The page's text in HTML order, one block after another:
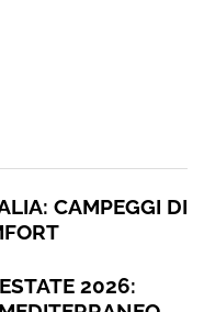
CAMPEGGI DI
2026: